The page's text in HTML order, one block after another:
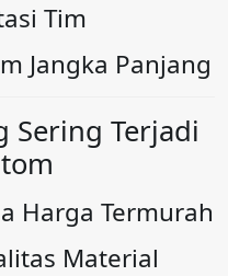
Tim
Jangka Panjang
Sering Terjadi
Harga Termurah
Material